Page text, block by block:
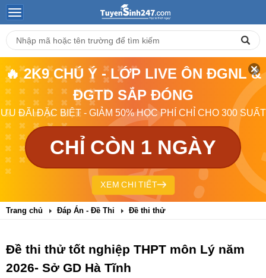
🔥 2K9 CHÚ Ý - LỚP LIVE ÔN ĐGNL &
ĐGTD SẮP ĐÓNG
ƯU ĐÃI ĐẶC BIỆT - GIẢM 50% HỌC PHÍ CHỈ CHO 300 SUẤT
CHỈ CÒN 1 NGÀY
XEM CHI TIẾT
Trang chủ Đáp Án - Đề Thi Đề thi thử
Đề thi thử tốt nghiệp THPT môn Lý năm
2026- Sở GD Hà Tĩnh